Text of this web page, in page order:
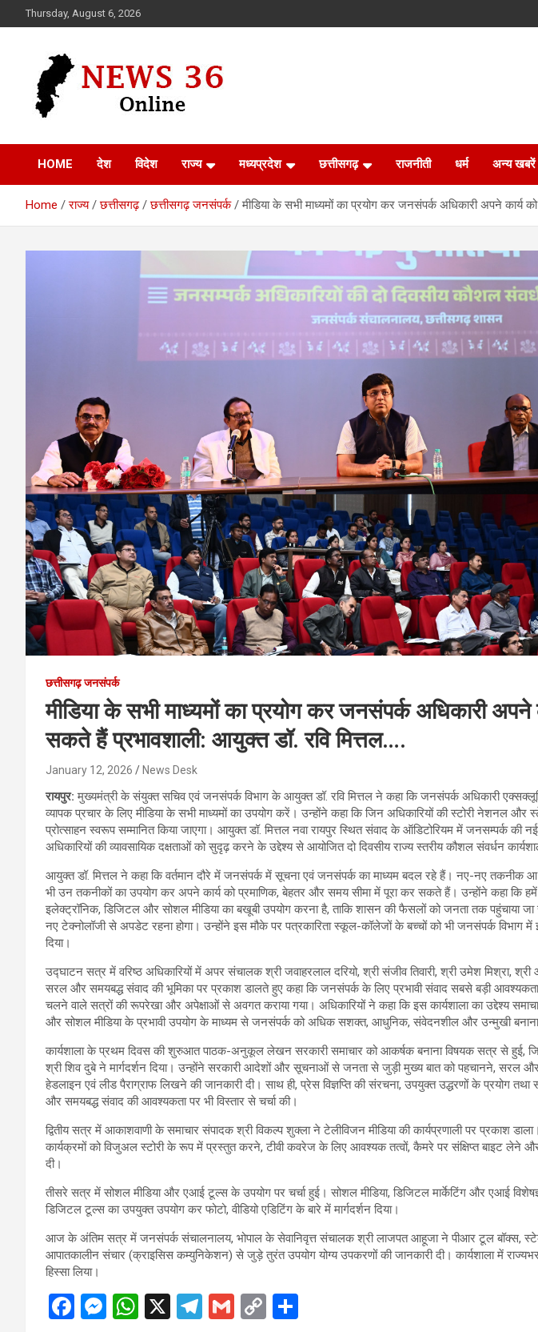
to
Thursday, August 6, 2026
News 36
HOME देश विदेश राज्य मध्यप्रदेश छत्तीसगढ़ राजनीती धर्म अन्य खबरें
Home राज्य छत्तीसगढ़ छत्तीसगढ़ जनसंपर्क मीडिया के सभी माध्यमों का प्रयोग कर जनसंपर्क अधिकारी अपने कार्य
छत्तीसगढ़ जनसंपर्क
मीडिया के सभी माध्यमों का प्रयोग कर जनसंपर्क अधिकारी अपने
सकते हैं प्रभावशाली: आयुक्त डॉ. रवि मित्तल….
January 12, 2026 News Desk
रायपुर:मुख्यमंत्री के संयुक्त सचिव एवं जनसंपर्क विभाग के आयुक्त डॉ. रवि मित्तल ने कहा कि जनसंपर्क अधिकारी
व्यापक प्रचार के लिए मीडिया के सभी माध्यमों का उपयोग करें। उन्होंने कहा कि जिन अधिकारियों की स्टोरी नेशनल और
प्रोत्साहन स्वरूप सम्मानित किया जाएगा। आयुक्त डॉ. मित्तल नवा रायपुर स्थित संवाद के ऑडिटोरियम में जनसम्पर्क की
अधिकारियों की व्यावसायिक दक्षताओं को सुदृढ़ करने के उद्देश्य से आयोजित दो दिवसीय राज्य स्तरीय कौशल संवर्धन
आयुक्त डॉ. मित्तल ने कहा कि वर्तमान दौरे में जनसंपर्क में सूचना एवं जनसंपर्क का माध्यम बदल रहे हैं। नए-नए तकनीक आ
भी उन तकनीकों का उपयोग कर अपने कार्य को प्रमाणिक, बेहतर और समय सीमा में पूरा कर सकते हैं। उन्होंने कहा कि हमें
इलेक्ट्रॉनिक, डिजिटल और सोशल मीडिया का बखूबी उपयोग करना है, ताकि शासन की फैसलों को जनता तक पहुंचाया
नए टेक्नोलॉजी से अपडेट रहना होगा। उन्होंने इस मौके पर पत्रकारिता स्कूल-कॉलेजों के बच्चों को भी जनसंपर्क विभाग
दिया।
उद्घाटन सत्र में वरिष्ठ अधिकारियों में अपर संचालक श्री जवाहरलाल दरियो, श्री संजीव तिवारी, श्री उमेश मिश्रा,
सरल और समयबद्ध संवाद की भूमिका पर प्रकाश डालते हुए कहा कि जनसंपर्क के लिए प्रभावी संवाद सबसे बड़ी आवश्यकता
चलने वाले सत्रों की रूपरेखा और अपेक्षाओं से अवगत कराया गया। अधिकारियों ने कहा कि इस कार्यशाला का उद्देश्य
और सोशल मीडिया के प्रभावी उपयोग के माध्यम से जनसंपर्क को अधिक सशक्त, आधुनिक, संवेदनशील और उन्मुखी
कार्यशाला के प्रथम दिवस की शुरुआत पाठक-अनुकूल लेखन सरकारी समाचार को आकर्षक बनाना विषयक सत्र से हुई,
श्री शिव दुबे ने मार्गदर्शन दिया। उन्होंने सरकारी आदेशों और सूचनाओं से जनता से जुड़ी मुख्य बात को पहचानने, सरल और
हेडलाइन एवं लीड पैराग्राफ लिखने की जानकारी दी। साथ ही, प्रेस विज्ञप्ति की संरचना, उपयुक्त उद्धरणों के प्रयोग
और समयबद्ध संवाद की आवश्यकता पर भी विस्तार से चर्चा की।
द्वितीय सत्र में आकाशवाणी के समाचार संपादक श्री विकल्प शुक्ला ने टेलीविजन मीडिया की कार्यप्रणाली पर प्रकाश
कार्यक्रमों को विजुअल स्टोरी के रूप में प्रस्तुत करने, टीवी कवरेज के लिए आवश्यक तत्वों, कैमरे पर संक्षिप्त बाइट लेने
दी।
तीसरे सत्र में सोशल मीडिया और एआई टूल्स के उपयोग पर चर्चा हुई। सोशल मीडिया, डिजिटल मार्केटिंग और एआई
डिजिटल टूल्स का उपयुक्त उपयोग कर फोटो, वीडियो एडिटिंग के बारे में मार्गदर्शन दिया।
आज के अंतिम सत्र में जनसंपर्क संचालनालय, भोपाल के सेवानिवृत्त संचालक श्री लाजपत आहूजा ने पीआर टूल बॉक्स,
आपातकालीन संचार (क्राइसिस कम्युनिकेशन) से जुड़े तुरंत उपयोग योग्य उपकरणों की जानकारी दी। कार्यशाला में
हिस्सा लिया।
F
M W X
T
G
C